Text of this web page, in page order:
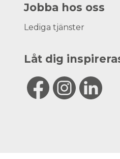
Jobba hos oss
Lediga tjänster
Låt dig